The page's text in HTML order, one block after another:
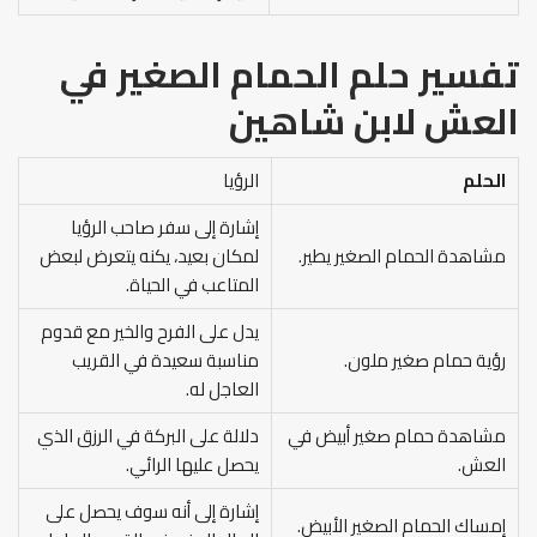
تفسير حلم الحمام الصغير في
العش لابن شاهين
الحلم الرؤيا
مشاهدة الحمام الصغير يطير.
إشارة إلى سفر صاحب الرؤيا
لمكان بعيد، يكنه يتعرض لبعض
المتاعب في الحياة.
رؤية حمام صغير ملون.
يدل على الفرح والخير مع قدوم
مناسبة سعيدة في القريب
العاجل له.
مشاهدة حمام صغير أبيض في
العش.
دلالة على البركة في الرزق الذي
يحصل عليها الرائي.
إمساك الحمام الصغير الأبيض.
إشارة إلى أنه سوف يحصل على